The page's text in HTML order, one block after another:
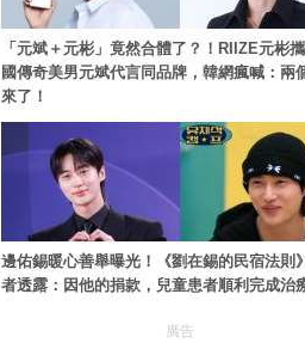
「元斌＋元彬」竟然合體了？！RIIZE元彬
國傳奇美男元斌代言同品牌，韓網瘋喊：兩
來了！
邊佑錫暖心善舉曝光！《劉在錫的民宿法則
者透露：因他的捐款，兒童患者順利完成治
廣告